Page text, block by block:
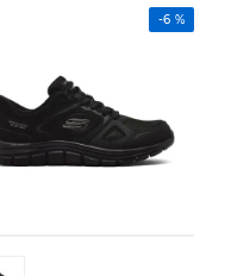
-6 %